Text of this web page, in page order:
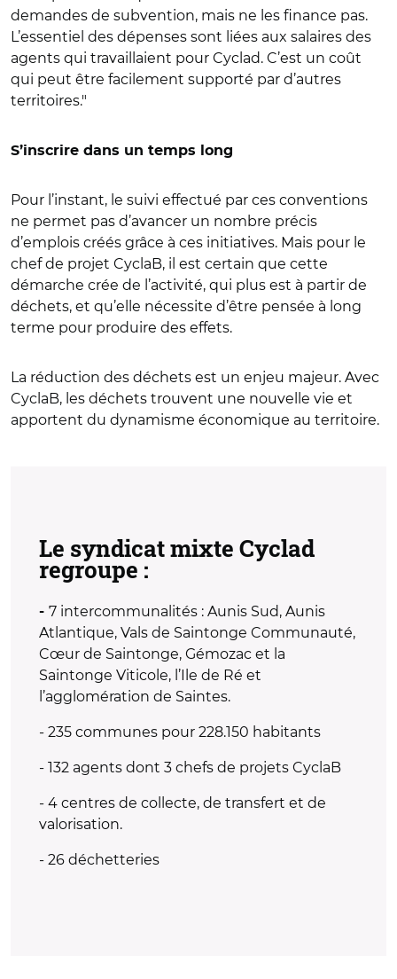
demandes de subvention, mais ne les finance pas.
L’essentiel des dépenses sont liées aux salaires des
agents qui travaillaient pour Cyclad. C’est un coût
qui peut être facilement supporté par d’autres
territoires."
S’inscrire dans un temps long
Pour l’instant, le suivi effectué par ces conventions
ne permet pas d’avancer un nombre précis
d’emplois créés grâce à ces initiatives. Mais pour le
chef de projet CyclaB, il est certain que cette
démarche crée de l’activité, qui plus est à partir de
déchets, et qu’elle nécessite d’être pensée à long
terme pour produire des effets.
La réduction des déchets est un enjeu majeur. Avec
CyclaB, les déchets trouvent une nouvelle vie et
apportent du dynamisme économique au territoire.
Le syndicat mixte Cyclad
regroupe :
- 7 intercommunalités : Aunis Sud, Aunis
Atlantique, Vals de Saintonge Communauté,
Cœur de Saintonge, Gémozac et la
Saintonge Viticole, l’Ile de Ré et
l’agglomération de Saintes.
- 235 communes pour 228.150 habitants
- 132 agents dont 3 chefs de projets CyclaB
- 4 centres de collecte, de transfert et de
valorisation.
- 26 déchetteries